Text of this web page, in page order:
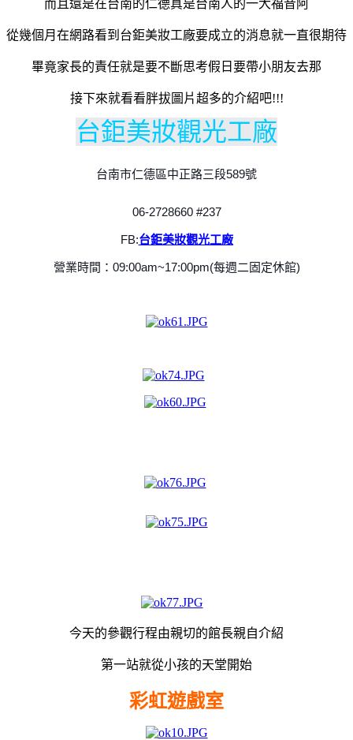
而且還是在台南的仁德真是台南人的一大福音阿
從幾個月在網路看到台鉅美妝工廠要成立的消息就一直很期待
畢竟家長的責任就是要不斷思考假日要帶小朋友去那
接下來就看看胖拔圖片超多的介紹吧!!!
台鉅美妝觀光工廠
台南市仁德區中正路三段589號
06-2728660 #237
FB:台鉅美妝觀光工廠
營業時間：09:00am~17:00pm(每週二固定休館)
今天的參觀行程由親切的館長親自介紹
第一站就從小孩的天堂開始
彩虹遊戲室